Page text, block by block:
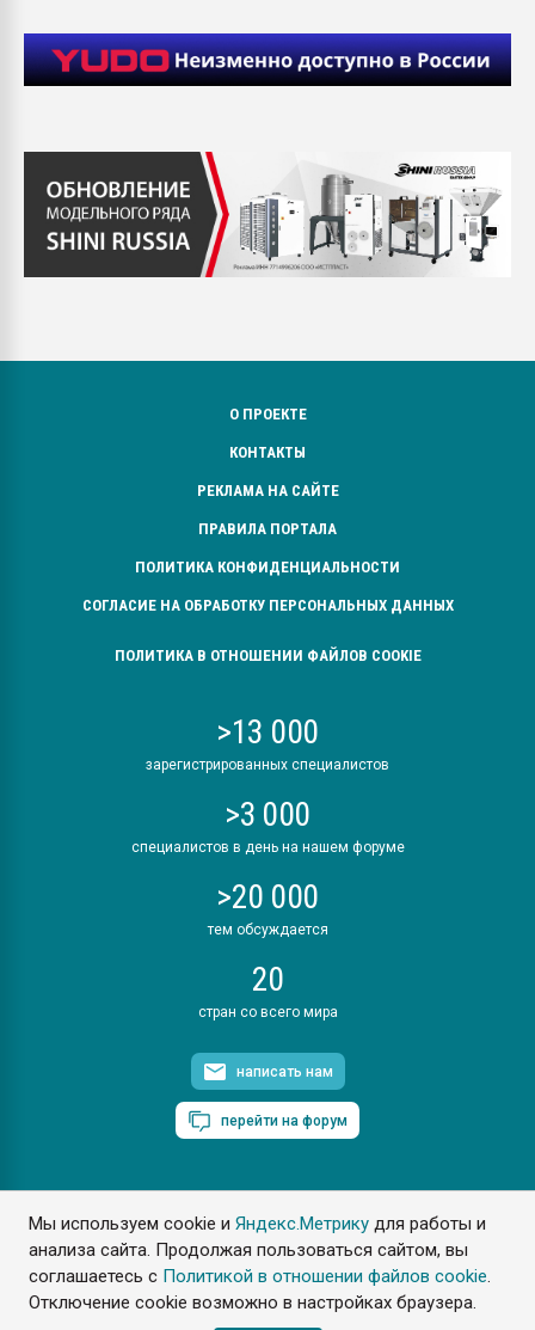
Мы используем cookie иЯндекс.Метрику для работы и
анализа сайта. Продолжая пользоваться сайтом, вы
соглашаетесь с Политикой в отношении файлов cookie.
Отключение cookie возможно в настройках браузера.
О ПРОЕКТЕ
КОНТАКТЫ
РЕКЛАМА НА САЙТЕ
ПРАВИЛА ПОРТАЛА
ПОЛИТИКА КОНФИДЕНЦИАЛЬНОСТИ
СОГЛАСИЕ НА ОБРАБОТКУ ПЕРСОНАЛЬНЫХ ДАННЫХ
ПОЛИТИКА В ОТНОШЕНИИ ФАЙЛОВ COOKIE
>13 000
зарегистрированных специалистов
>3 000
специалистов в день на нашем форуме
>20 000
тем обсуждается
20
стран со всего мира
написать нам
перейти на форум
ПластЭксперт © 2006. Все права защищены
Разрешается копирование материалов сайта с обязательной
ссылкой на www.e-plastic.ru
Разработка сайта